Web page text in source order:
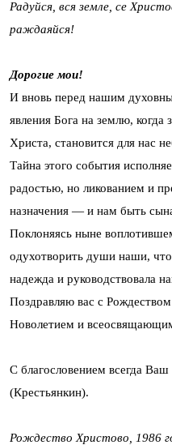
Радуйся, вся земле, се
раждаяйся!
Дорогие мои!
И вновь перед нашим
явления Бога на землю,
Христа, становится для нас
Тайна этого события
радостью, но ликованием и
назначения — и нам быть
Поклоняясь ныне
одухотворить души наши,
надежда и руководствовала
Поздравляю вас с
Новолетием и
С благословением всегда
(Крестьянкин).
Рождество Христово, 1986